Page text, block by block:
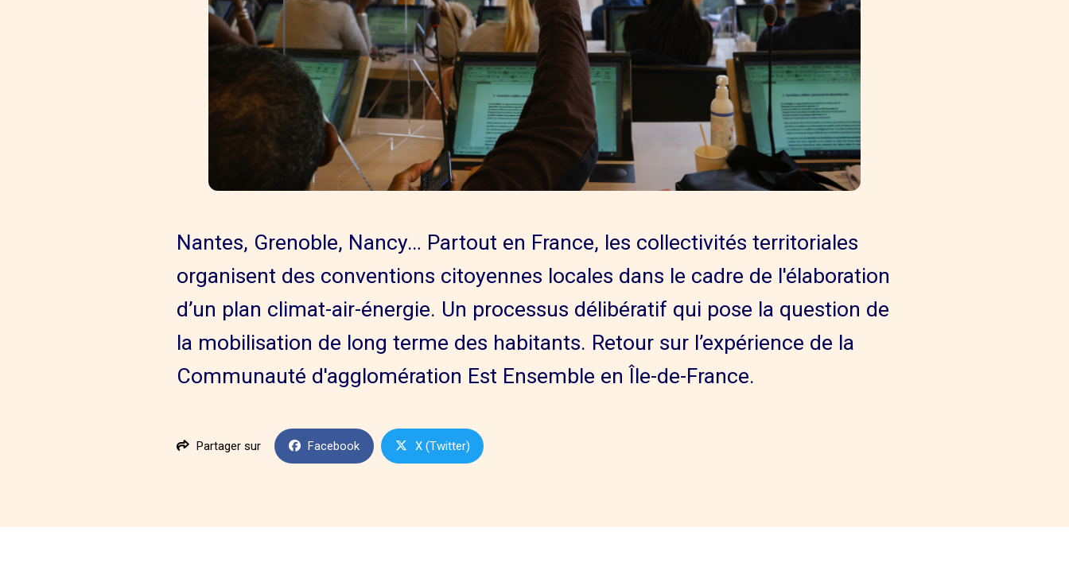
Nantes, Grenoble, Nancy… Partout en France, les collectivités territoriales
organisent des conventions citoyennes locales dans le cadre de l'élaboration
d’un plan climat-air-énergie. Un processus délibératif qui pose la question de
la mobilisation de long terme des habitants. Retour sur l’expérience de la
Communauté d'agglomération Est Ensemble en Île-de-France.
Partager sur Facebook X (Twitter)